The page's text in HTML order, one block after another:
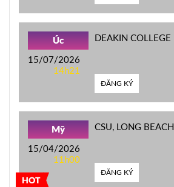
Úc
15/07/2026
14h21
DEAKIN COLLEGE
ĐĂNG KÝ
HOT
Mỹ
15/04/2026
11h00
CSU, LONG BEACH
ĐĂNG KÝ